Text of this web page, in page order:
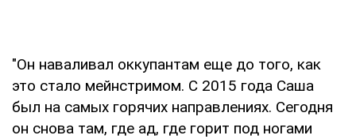
"Он наваливал оккупантам еще до того, как
это стало мейнстримом. С 2015 года Саша
был на самых горячих направлениях. Сегодня
он снова там, где ад, где горит под ногами